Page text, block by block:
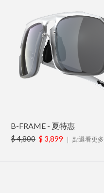
B-FRAME - 夏特惠
$ 4,800 $ 3,899 ｜ 點選看更多